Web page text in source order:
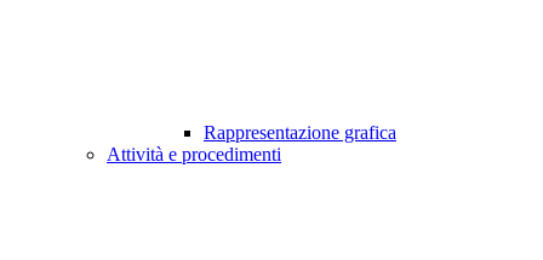
Rappresentazione grafica
Attività e procedimenti